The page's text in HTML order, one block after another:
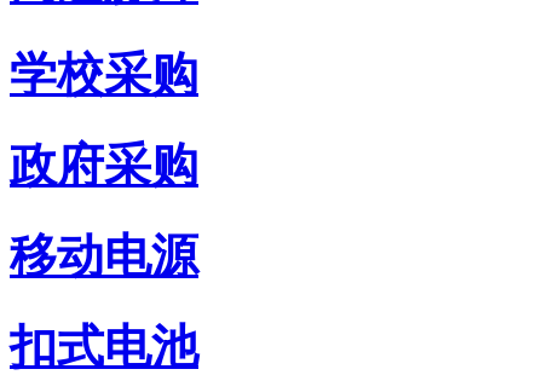
学校采购
政府采购
移动电源
扣式电池